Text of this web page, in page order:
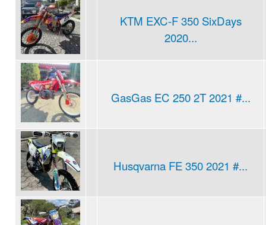
KTM EXC-F 350 SixDays
2020...
GasGas EC 250 2T 2021 #...
Husqvarna FE 350 2021 #...